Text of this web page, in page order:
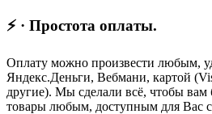
⚡ · Простота оплаты.
Оплату можно произвести любым,
Яндекс.Деньги, Вебмани, картой
другие). Мы сделали всё, чтобы вам
товары любым, доступным для Вас